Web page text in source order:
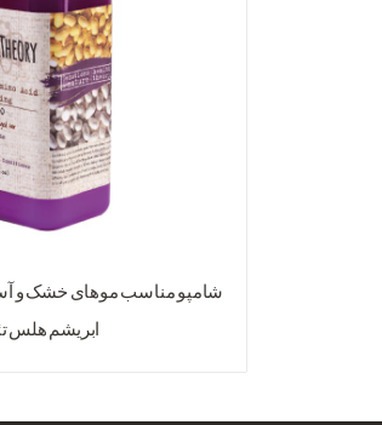
شامپو مناسب موهای خشک و
ابریشم هلس